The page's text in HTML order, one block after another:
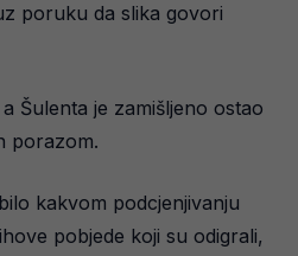
poruku da slika govori
Šulenta je zamišljeno ostao
porazom.
kakvom podcjenjivanju
pobjede koji su odigrali,